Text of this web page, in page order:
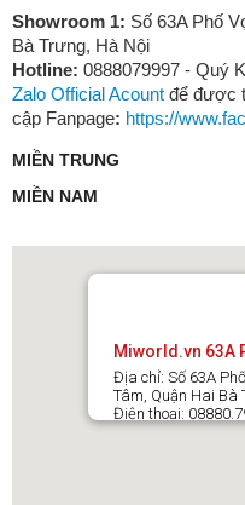
Xem lịch sử sử dụng
Điều này giúp việc kiểm
và hiệu quả hơn.
Điều Khiển
Showroom 1: Số 63A Phố
Bà Trưng, Hà Nội
Hotline: 0888079997 - Quý
Zalo Official Acount để được
cập Fanpage: https://
MIỀN TRUNG
MIỀN NAM
Miworld.vn 63A
Địa chỉ: Số 63A
Tâm, Quận Hai Bà
Điện thoại: